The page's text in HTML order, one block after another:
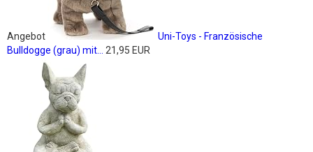
Angebot
Uni-Toys - Französische
Bulldogge (grau) mit...
21,95 EUR